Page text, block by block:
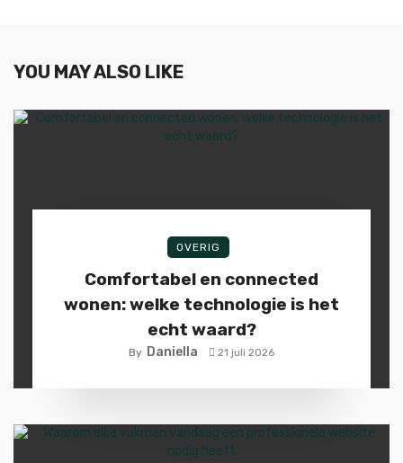
YOU MAY ALSO LIKE
OVERIG
Comfortabel en connected
wonen: welke technologie is het
echt waard?
By Daniella 21 juli 2026